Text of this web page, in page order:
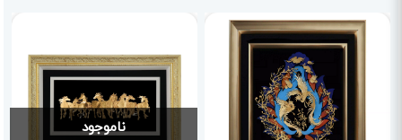
ناموجود